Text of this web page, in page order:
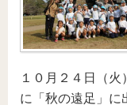
１０月２４日（
に「秋の遠足」に